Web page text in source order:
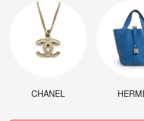
CHANEL